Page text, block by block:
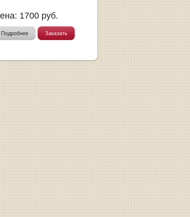
1700 руб.
Подробнее Заказать